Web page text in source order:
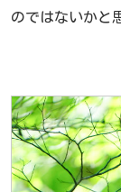
のではないかと